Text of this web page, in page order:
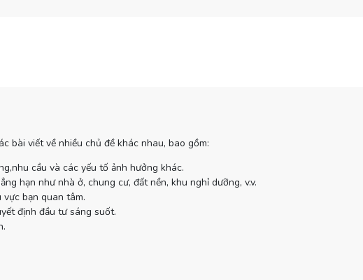
bài viết về nhiều chủ đề khác nhau, bao gồm:
cầu và các yếu tố ảnh hưởng khác.
hạn như nhà ở, chung cư, đất nền, khu nghỉ dưỡng, v.v.
bạn quan tâm.
định đầu tư sáng suốt.